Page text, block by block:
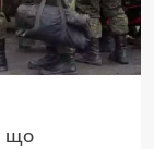
що